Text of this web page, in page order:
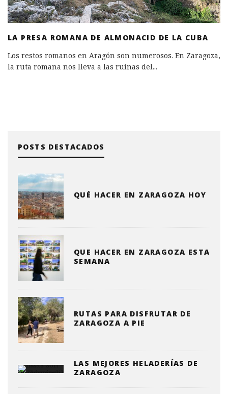
LA PRESA ROMANA DE ALMONACID DE LA CUBA
Los restos romanos en Aragón son numerosos. En Zaragoza,
la ruta romana nos lleva a las ruinas del...
POSTS DESTACADOS
QUÉ HACER EN ZARAGOZA HOY
QUE HACER EN ZARAGOZA ESTA
SEMANA
RUTAS PARA DISFRUTAR DE
ZARAGOZA A PIE
LAS MEJORES HELADERÍAS DE
ZARAGOZA